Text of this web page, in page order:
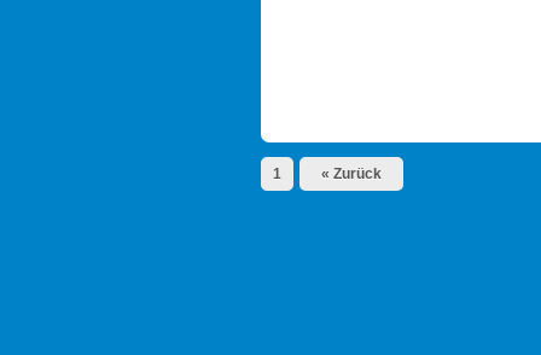
1 « Zurück